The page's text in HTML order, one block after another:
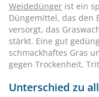
Weidedünger ist ein
Düngemittel, das den
versorgt, das
stärkt. Eine gut
schmackhaftes Gras
gegen Trockenheit,
Unterschied zu